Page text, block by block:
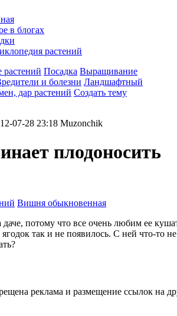
в блогах
растений
растений Посадка Выращивание
и болезни Ландшафтный
дар растений Создать тему
07-28 23:18 Muzonchik
плодоносить
Вишня обыкновенная
потому что все очень любим ее
так и не появилось. С ней что-то
реклама и размещение ссылок на